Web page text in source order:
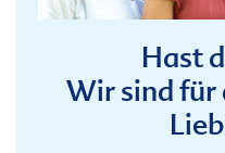
Hast
Wir sind für